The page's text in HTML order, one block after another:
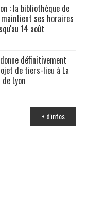
: la bibliothèque de
ses horaires
14 août
définitivement
de tiers-lieu à La
Lyon
+ d'infos